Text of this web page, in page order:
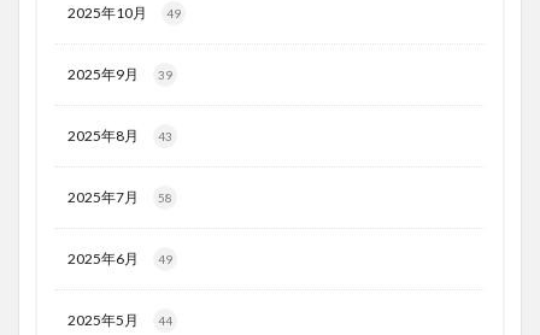
2025年10月 49
2025年9月 39
2025年8月 43
2025年7月 58
2025年6月 49
2025年5月 44